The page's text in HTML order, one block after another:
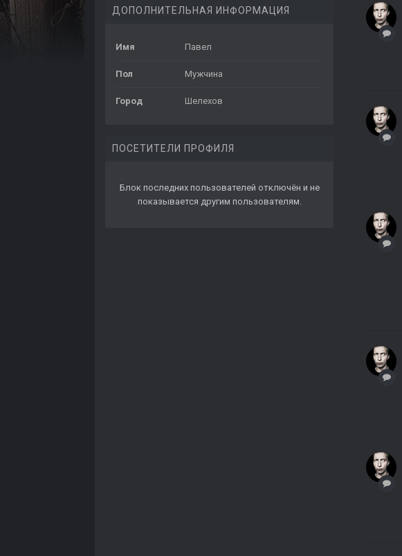
ДОПОЛНИТЕЛЬНАЯ ИНФОРМАЦИЯ
Имя Павел
Пол Мужчина
Город Шелехов
ПОСЕТИТЕЛИ ПРОФИЛЯ
Блок последних пользователей отключён и не
показывается другим пользователям.